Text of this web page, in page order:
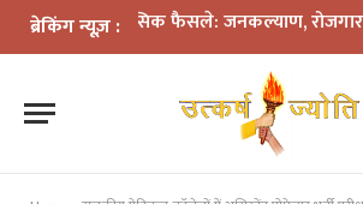
ब्रेकिंग न्यूज़ :
फैसले: जनकल्याण, रोजगार, शिक्षा और श्रमिक